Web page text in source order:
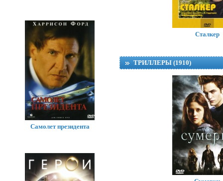
Сталкер
ТРИЛЛЕРЫ (1910)
Самолет президента